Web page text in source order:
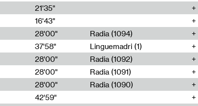
21'35"
16'43"
28'00"
Radia (1094)
37'58"
Linguemadri (1)
28'00"
Radia (1092)
28'00"
Radia (1091)
28'00"
Radia (1090)
42'59"